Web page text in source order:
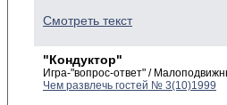
Смотреть текст
"Кондуктор"
Игра-"вопрос-ответ" /
Чем развлечь гостей № 3(10)1999